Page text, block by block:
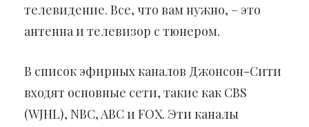
телевидение. Все, что вам нужно, – это
антенна и телевизор с тюнером.
В список эфирных каналов Джонсон-Сити
входят основные сети, такие как CBS
(WJHL), NBC, ABC и FOX. Эти каналы